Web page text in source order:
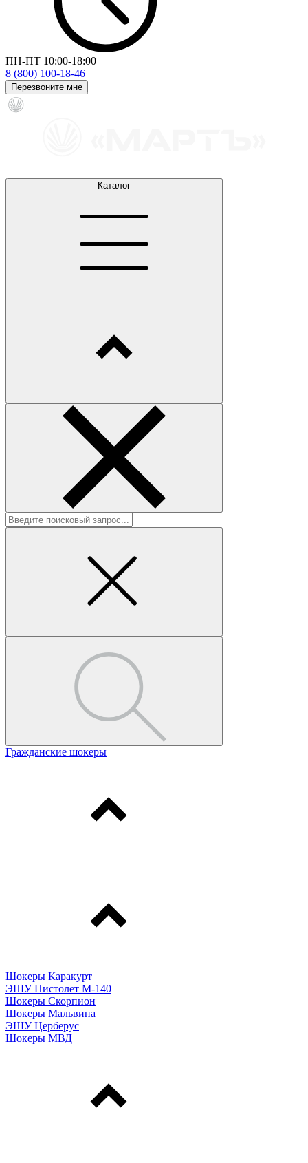
ПН-ПТ 10:00-18:00
8 (800) 100-18-46
Перезвоните мне
Каталог
Гражданские шокеры
Шокеры Каракурт
ЭШУ Пистолет М-140
Шокеры Скорпион
Шокеры Мальвина
ЭШУ Церберус
Шокеры МВД